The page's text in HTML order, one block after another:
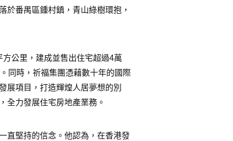
於番禺區鍾村鎮，青山綠樹環抱，
方公里，建成並售出住宅超過4萬
同時，祈福集團憑藉數十年的國際
展項目，打造輝煌人居夢想的別
全力發展住宅房地產業務。
直堅持的信念。他認為，在香港發